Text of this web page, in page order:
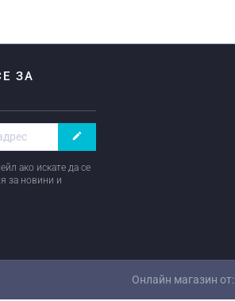
ЗА
create
ако искате да се
за новини и
Онлайн магазин от: